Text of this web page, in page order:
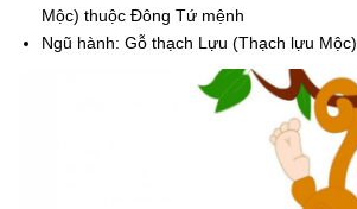
Mộc) thuộc Đông Tứ mệnh
Ngũ hành: Gỗ thạch Lựu (Thạch lựu Mộc)